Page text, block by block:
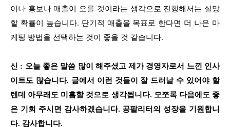
이나 홍보나 매출이 오를 것이라는 생각으로 진행해서는 실망
할 확률이 높습니다. 단기적 매출을 목표로 한다면 더 나은 마
케팅 방법을 선택하는 것이 좋을 것 같습니다.
신 : 오늘 좋은 말씀 많이 해주셨고 제가 경영자로서 느낀 인사
이트도 많습니다. 글에서 이런 것들이 잘 드러날 수 있어야 할
텐데 아무래도 미흡할 것으로 생각됩니다. 모쪼록 다음에도 좋
은 기회 주시면 감사하겠습니다. 공팔리터의 성장을 기원합니
다. 감사합니다.